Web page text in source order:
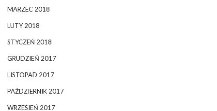
MARZEC 2018
LUTY 2018
STYCZEŃ 2018
GRUDZIEŃ 2017
LISTOPAD 2017
PAŹDZIERNIK 2017
WRZESIEŃ 2017